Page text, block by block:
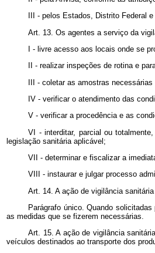
III - pelos Estados, Distrito Federal
Art. 13. Os agentes a serviço da
I - livre acesso aos locais onde se
II - realizar inspeções de rotina e
III - coletar as amostras
IV - verificar o atendimento das
V - verificar a procedência e as
VI - interditar, parcial ou
legislação sanitária aplicável;
VII - determinar e fiscalizar a
VIII - instaurar e julgar processo
Art. 14. A ação de vigilância
Parágrafo único. Quando
as medidas que se fizerem necessárias.
Art. 15. A ação de vigilância
veículos destinados ao transporte dos